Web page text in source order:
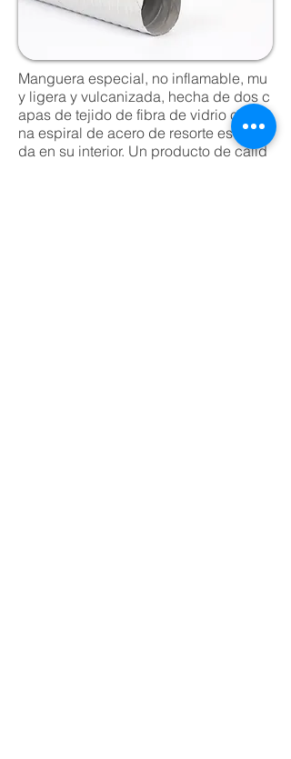
Manguera especial, no inflamable, mu
y ligera y vulcanizada, hecha de dos c
apas de tejido de fibra de vidrio con u
na espiral de acero de resorte escondi
da en su interior. Un producto de calid